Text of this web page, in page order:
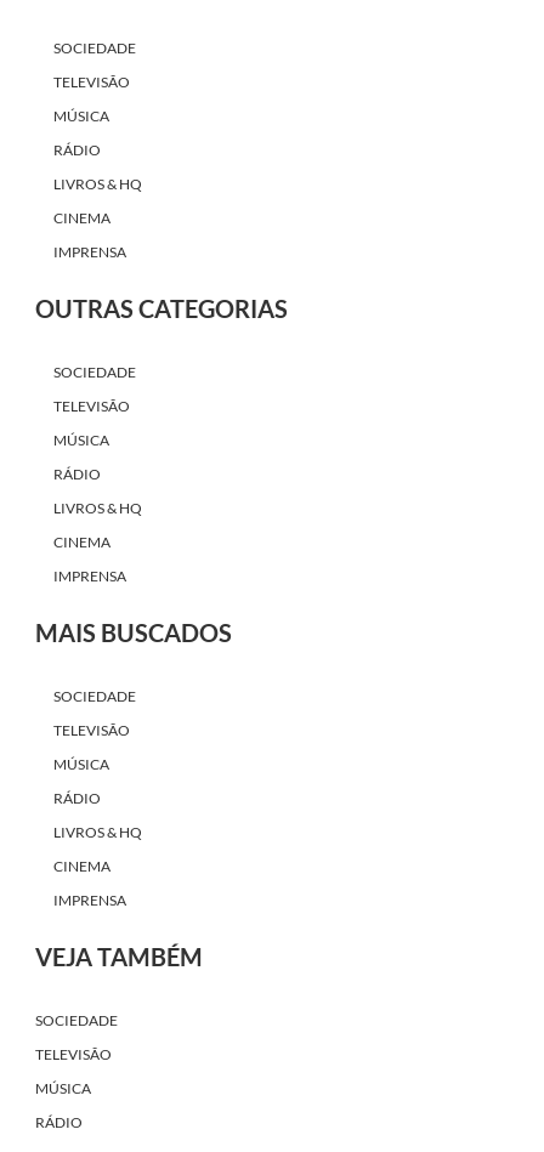
SOCIEDADE
TELEVISÃO
MÚSICA
RÁDIO
LIVROS & HQ
CINEMA
IMPRENSA
OUTRAS CATEGORIAS
SOCIEDADE
TELEVISÃO
MÚSICA
RÁDIO
LIVROS & HQ
CINEMA
IMPRENSA
MAIS BUSCADOS
SOCIEDADE
TELEVISÃO
MÚSICA
RÁDIO
LIVROS & HQ
CINEMA
IMPRENSA
VEJA TAMBÉM
SOCIEDADE
TELEVISÃO
MÚSICA
RÁDIO